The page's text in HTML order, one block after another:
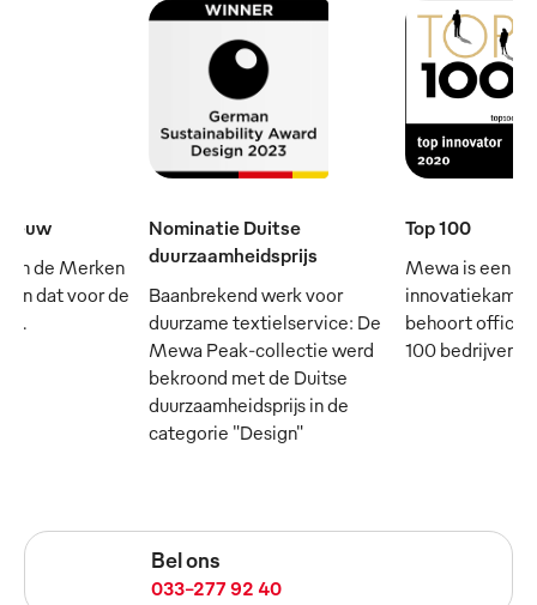
eeuw
de Merken
en dat voor de
rij.
Nominatie Duitse
duurzaamheidsprijs
Baanbrekend werk voor
duurzame textielservice: De
Mewa Peak-collectie werd
bekroond met de Duitse
duurzaamheidsprijs in de
categorie "Design"
Top 100
Mewa is een
behoort
100 bedrijven
Bel ons
033-277 92 40